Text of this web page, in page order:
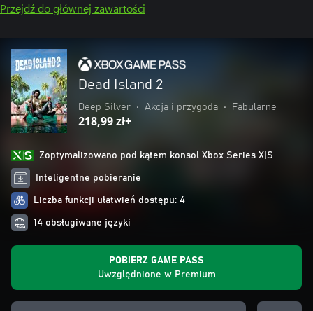
Przejdź do głównej zawartości
Dead Island 2
Deep Silver • Akcja i przygoda • Fabularne
218,99 zł+
Zoptymalizowano pod kątem konsol Xbox Series X|S
Inteligentne pobieranie
Liczba funkcji ułatwień dostępu: 4
14 obsługiwane języki
POBIERZ GAME PASS
Uwzględnione w Premium